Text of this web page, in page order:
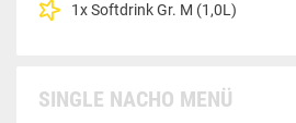
1x Softdrink Gr. M (1,0L)
SINGLE NACHO MENÜ